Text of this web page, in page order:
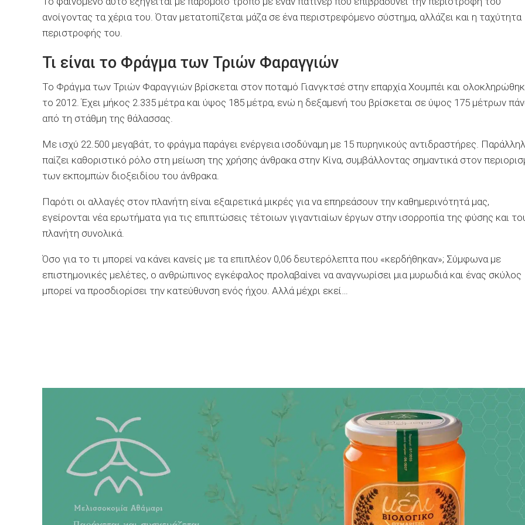
ανοίγοντας τα χέρια του. Όταν μετατοπίζεται μάζα σε ένα περιστρεφόμενο σύστημα, αλλάζει και η ταχύτητα
περιστροφής του.
Τι είναι το Φράγμα των Τριών Φαραγγιών
Το Φράγμα των Τριών Φαραγγιών βρίσκεται στον ποταμό Γιανγκτσέ στην επαρχία Χουμπέι και
το 2012. Έχει μήκος 2.335 μέτρα και ύψος 185 μέτρα, ενώ η δεξαμενή του βρίσκεται σε ύψος 175 μέτρων
από τη στάθμη της θάλασσας.
Με ισχύ 22.500 μεγαβάτ, το φράγμα παράγει ενέργεια ισοδύναμη με 15 πυρηνικούς αντιδραστήρες.
παίζει καθοριστικό ρόλο στη μείωση της χρήσης άνθρακα στην Κίνα, συμβάλλοντας σημαντικά στον
των εκπομπών διοξειδίου του άνθρακα.
Παρότι οι αλλαγές στον πλανήτη είναι εξαιρετικά μικρές για να επηρεάσουν την καθημερινότητά μας,
εγείρονται νέα ερωτήματα για τις επιπτώσεις τέτοιων γιγαντιαίων έργων στην ισορροπία της φύσης και
πλανήτη συνολικά.
Όσο για το τι μπορεί να κάνει κανείς με τα επιπλέον 0,06 δευτερόλεπτα που «κερδήθηκαν»; Σύμφωνα με
επιστημονικές μελέτες, ο ανθρώπινος εγκέφαλος προλαβαίνει να αναγνωρίσει μια μυρωδιά και ένας σκύλος
μπορεί να προσδιορίσει την κατεύθυνση ενός ήχου. Αλλά μέχρι εκεί…